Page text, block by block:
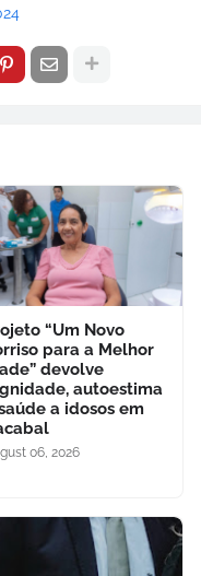
“Um Novo
para a Melhor
devolve
autoestima
a idosos em
06, 2026